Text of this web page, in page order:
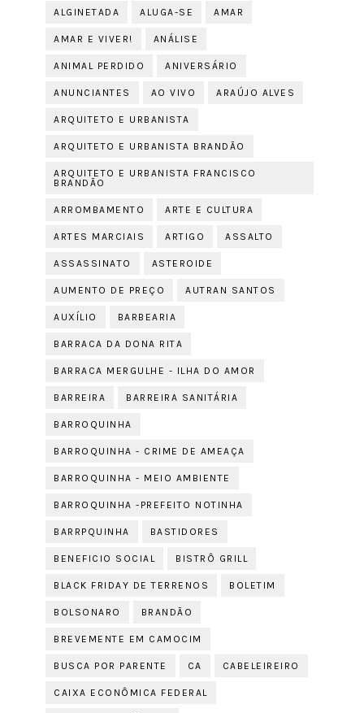
ALGINETADA ALUGA-SE AMAR
AMAR E VIVER! ANÁLISE
ANIMAL PERDIDO ANIVERSÁRIO
ANUNCIANTES AO VIVO ARAÚJO ALVES
ARQUITETO E URBANISTA
ARQUITETO E URBANISTA BRANDÃO
ARQUITETO E URBANISTA FRANCISCO
BRANDÃO
ARROMBAMENTO ARTE E CULTURA
ARTES MARCIAIS ARTIGO ASSALTO
ASSASSINATO ASTEROIDE
AUMENTO DE PREÇO AUTRAN SANTOS
AUXÍLIO BARBEARIA
BARRACA DA DONA RITA
BARRACA MERGULHE - ILHA DO AMOR
BARREIRA BARREIRA SANITÁRIA
BARROQUINHA
BARROQUINHA - CRIME DE AMEAÇA
BARROQUINHA - MEIO AMBIENTE
BARROQUINHA -PREFEITO NOTINHA
BARRPQUINHA BASTIDORES
BENEFICIO SOCIAL BISTRÔ GRILL
BLACK FRIDAY DE TERRENOS BOLETIM
BOLSONARO BRANDÃO
BREVEMENTE EM CAMOCIM
BUSCA POR PARENTE CA CABELEIREIRO
CAIXA ECONÔMICA FEDERAL